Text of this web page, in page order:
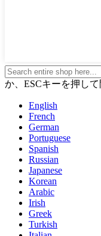
か、ESCキーを押し
English
French
German
Portuguese
Spanish
Russian
Japanese
Korean
Arabic
Irish
Greek
Turkish